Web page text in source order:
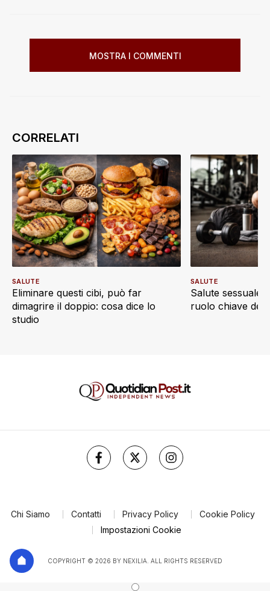
MOSTRA I COMMENTI
Eliminare questi cibi, può far
dimagrire il doppio: cosa dice lo
studio
SALUTE
Salute sessuale
ruolo chiave
SALUTE
Chi Siamo Contatti Privacy Policy
Cookie Policy
Impostazioni Cookie
COPYRIGHT © 2026 BY NEXILIA. ALL RIGHTS RESERVED